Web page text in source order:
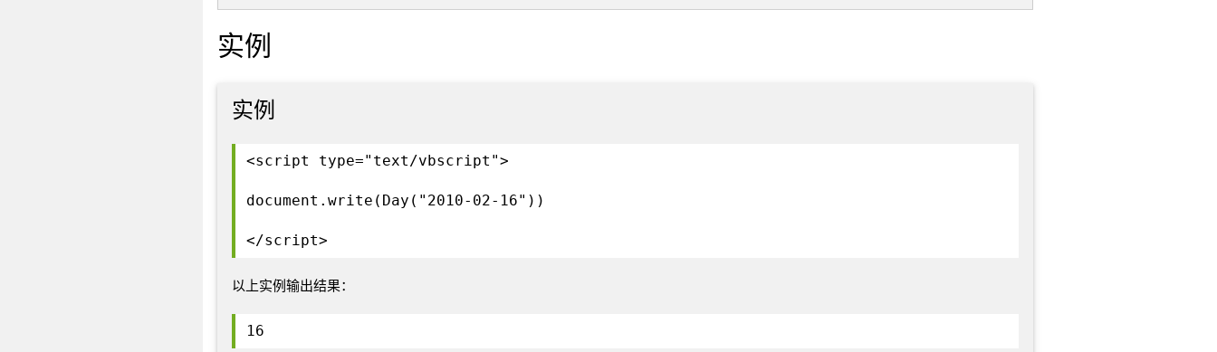
实例
实例
<script type="text/vbscript">
document.write(Day("2010-02-16"))
</script>
以上实例输出结果：
16